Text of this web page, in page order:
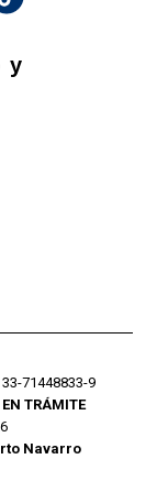
y
71448833-9
EN TRÁMITE
Navarro